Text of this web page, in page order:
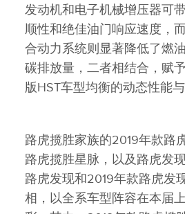
发动机和电子机械增压器可
顺性和绝佳油门响应速度，
合动力系统则显著降低了燃
碳排放量，二者相结合，赋
版HST车型均衡的动态性能
路虎揽胜家族的2019年款路
路虎揽胜星脉，以及路虎发
路虎发现和2019年款路虎发
相，以全系车型阵容在本届